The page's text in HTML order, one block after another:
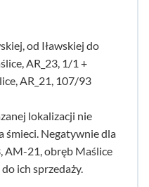
od Iławskiej do
AR_23, 1/1 +
AR_21, 107/93
lokalizacji nie
śmieci. Negatywnie dla
AM-21, obręb Maślice
ich sprzedaży.